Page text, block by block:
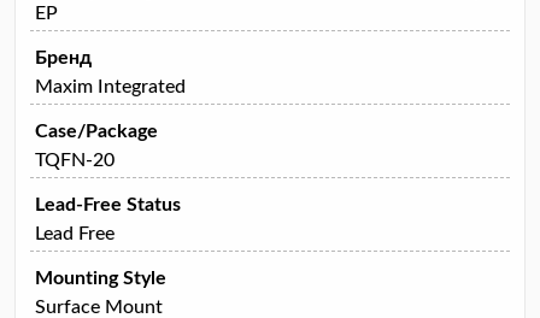
EP
Бренд
Maxim Integrated
Case/Package
TQFN-20
Lead-Free Status
Lead Free
Mounting Style
Surface Mount